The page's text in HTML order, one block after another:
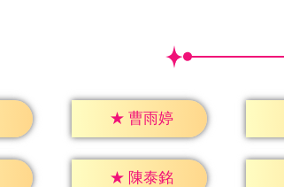
★ 曹雨婷
★ 陳泰銘